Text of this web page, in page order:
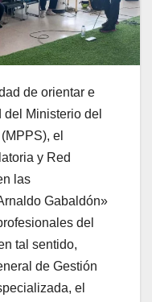
de orientar e
Ministerio del
el
y Red
las
Gabaldón»
del
tal sentido,
de Gestión
el